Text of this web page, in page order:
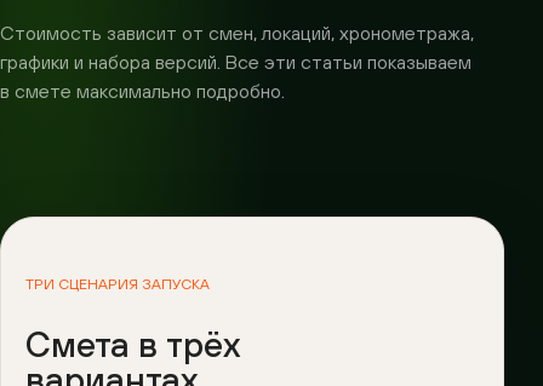
Стоимость зависит от смен, локаций, хронометража,
графики и набора версий. Все эти статьи показываем
в смете максимально подробно.
ТРИ СЦЕНАРИЯ ЗАПУСКА
Смета в трёх